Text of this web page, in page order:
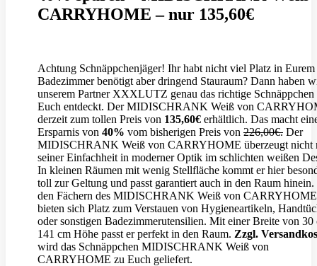
CARRYHOME – nur 135,60€
Achtung Schnäppchenjäger! Ihr habt nicht viel Platz in Eurem
Badezimmer benötigt aber dringend Stauraum? Dann haben
unserem Partner XXXLUTZ genau das richtige Schnäppchen
Euch entdeckt. Der MIDISCHRANK Weiß von
derzeit zum tollen Preis von 135,60€ erhältlich. Das macht
Ersparnis von 40% vom bisherigen Preis von 226,00€. Der
MIDISCHRANK Weiß von CARRYHOME überzeugt nicht
seiner Einfachheit in moderner Optik im schlichten weißen
In kleinen Räumen mit wenig Stellfläche kommt er hier
toll zur Geltung und passt garantiert auch in den Raum hinein.
den Fächern des MIDISCHRANK Weiß von CARRYHOME
bieten sich Platz zum Verstauen von Hygieneartikeln,
oder sonstigen Badezimmerutensilien. Mit einer Breite von 30
141 cm Höhe passt er perfekt in den Raum. Zzgl.
wird das Schnäppchen MIDISCHRANK Weiß von
CARRYHOME zu Euch geliefert.